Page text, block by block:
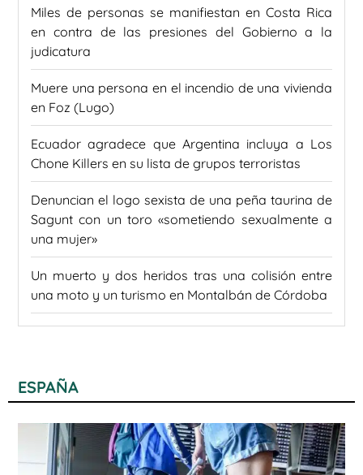
Miles de personas se manifiestan en Costa Rica
en contra de las presiones del Gobierno a la
judicatura
Muere una persona en el incendio de una vivienda
en Foz (Lugo)
Ecuador agradece que Argentina incluya a Los
Chone Killers en su lista de grupos terroristas
Denuncian el logo sexista de una peña taurina de
Sagunt con un toro «sometiendo sexualmente a
una mujer»
Un muerto y dos heridos tras una colisión entre
una moto y un turismo en Montalbán de Córdoba
ESPAÑA